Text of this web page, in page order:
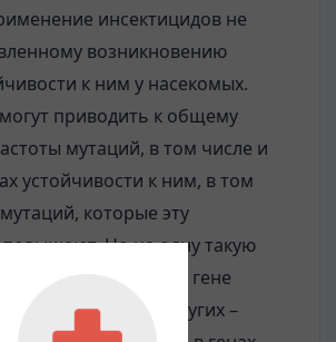
инсектицидов не
возникновению
к ним у насекомых.
приводить к общему
мутаций, в том числе и
устойчивости к ним, в том
которые эту
повышают. Но на одну такую
мутацию в «нужном» гене
тысяч любых других –